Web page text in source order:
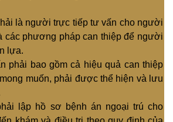
là người trực tiếp tư vấn cho người
các phương pháp can thiệp để người
lựa.
phải bao gồm cả hiệu quả can thiệp
muốn, phải được thể hiện và lưu
lập hồ sơ bệnh án ngoại trú cho